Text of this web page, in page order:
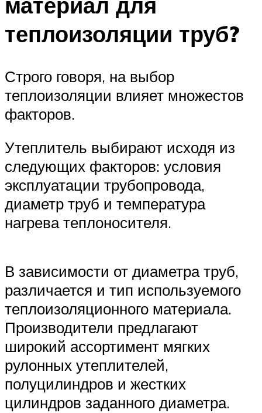
теплоизоляции труб?
Строго говоря, на выбор
теплоизоляции влияет множестов
факторов.
Утеплитель выбирают исходя из
следующих факторов: условия
эксплуатации трубопровода,
диаметр труб и температура
нагрева теплоносителя.
В зависимости от диаметра труб,
различается и тип используемого
теплоизоляционного материала.
Производители предлагают
широкий ассортимент мягких
рулонных утеплителей,
полуцилиндров и жестких
цилиндров заданного диаметра.